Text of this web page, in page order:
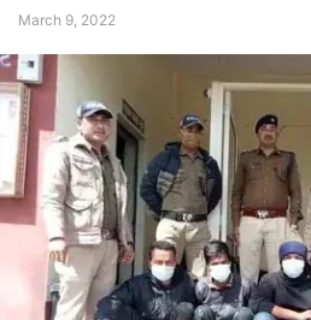
March 9, 2022